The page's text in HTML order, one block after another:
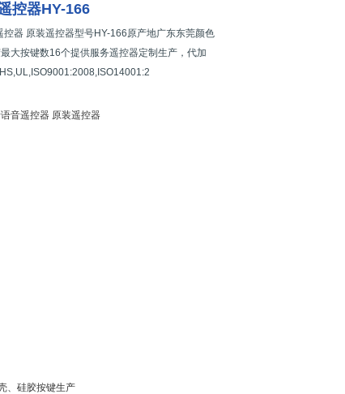
控器HY-166
器 原装遥控器型号HY-166原产地广东东莞颜色
大按键数16个提供服务遥控器定制生产，代加
音遥控器 原装遥控器
、硅胶按键生产